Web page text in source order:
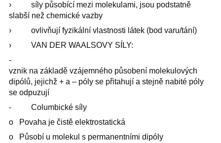
› síly působící mezi molekulami, jsou podstatně
slabší než chemické vazby
› ovlivňují fyzikální vlastnosti látek (bod varu/tání)
› VAN DER WAALSOVY SÍLY:
-
vznik na základě vzájemného působení molekulových
dipólů, jejichž + a – póly se přitahují a stejně nabité póly
se odpuzují
- Columbické síly
o Povaha je čistě elektrostatická
o Působí u molekul s permanentními dipóly